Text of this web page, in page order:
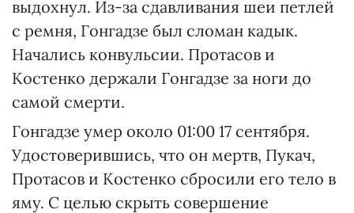
выдохнул. Из-за сдавливания шеи петлей
с ремня, Гонгадзе был сломан кадык.
Начались конвульсии. Протасов и
Костенко держали Гонгадзе за ноги до
самой смерти.
Гонгадзе умер около 01:00 17 сентября.
Удостоверившись, что он мертв, Пукач,
Протасов и Костенко сбросили его тело в
яму. С целью скрыть совершение